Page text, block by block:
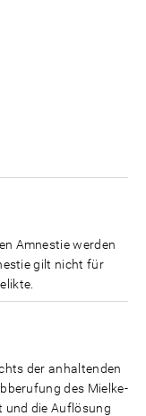
Amnestie werden
gilt nicht für
der anhaltenden
des Mielke-
und die Auflösung